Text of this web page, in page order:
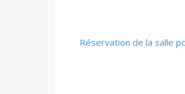
Réservation de la salle